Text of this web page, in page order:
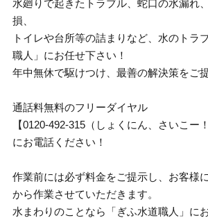
水廻りで起きたトラブル、蛇口の水漏れ
損、
トイレや台所等の詰まりなど、水のトラ
職人」にお任せ下さい！
年中無休で駆けつけ、最善の解決策をご
通話料無料のフリーダイヤル
【0120-492-315（しょくにん、さいこー
にお電話ください！
作業前には必ず料金をご提示し、お客様
から作業させていただきます。
水まわりのことなら「ぎふ水道職人」に